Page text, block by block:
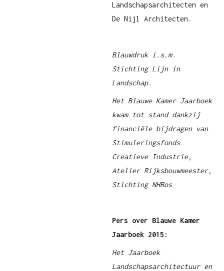
Landschapsarchitecten en
De Nijl Architecten.
Blauwdruk i.s.m.
Stichting Lijn in
Landschap.
Het Blauwe Kamer Jaarboek
kwam tot stand dankzij
financiële bijdragen van
Stimuleringsfonds
Creatieve Industrie,
Atelier Rijksbouwmeester,
Stichting NHBos
Pers over Blauwe Kamer
Jaarboek 2015:
Het Jaarboek
Landschapsarchitectuur en